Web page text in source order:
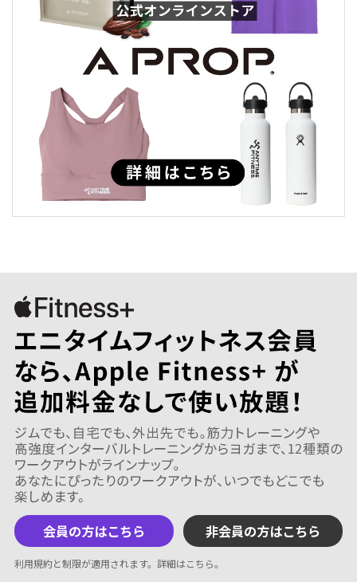
会員の方はこちら 非会員の方はこちら
利用規約と制限が適用されます。 詳細はこちら。